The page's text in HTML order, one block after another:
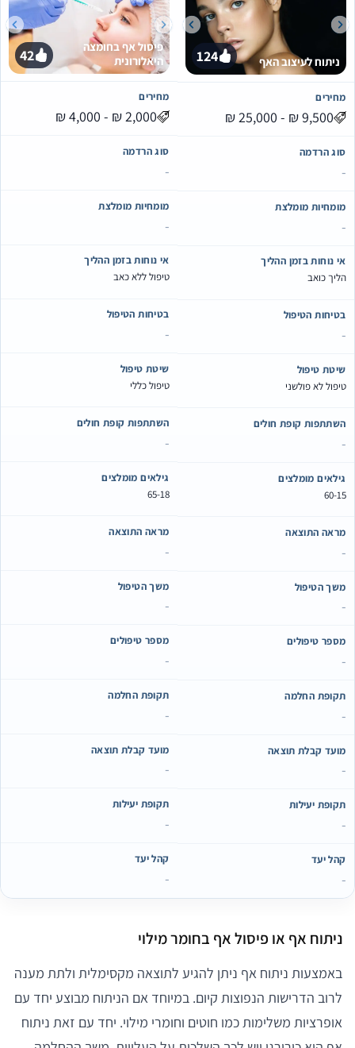
ניתוח לעיצוב האף 124
מחירים
סוג הרדמה
-
מומחיות מומלצת
-
אי נוחות בזמן ההליך
הליך כואב
בטיחות הטיפול
-
שיטת טיפול
טיפול לא פולשני
השתתפות קופת חולים
-
גילאים מומלצים
60-15
מראה התוצאה
-
משך הטיפול
-
מספר טיפולים
-
תקופת החלמה
-
מועד קבלת תוצאה
-
תקופת יעילות
-
קהל יעד
-
פיסול אף בחומצה
היאלורונית
42
מחירים
סוג הרדמה
-
מומחיות מומלצת
-
אי נוחות בזמן ההליך
טיפול ללא כאב
בטיחות הטיפול
-
שיטת טיפול
טיפול כללי
השתתפות קופת חולים
-
גילאים מומלצים
65-18
מראה התוצאה
-
משך הטיפול
-
מספר טיפולים
-
תקופת החלמה
-
מועד קבלת תוצאה
-
תקופת יעילות
-
קהל יעד
-
ניתוח אף או פיסול אף בחומר מילוי
באמצעות ניתוח אף ניתן להגיע לתוצאה מקסימלית ולתת מענה
לרוב הדרישות הנפוצות קיום. במיוחד אם הניתוח מבוצע יחד עם
אופרציות משלימות כמו חוטים וחומרי מילוי. יחד עם זאת ניתוח